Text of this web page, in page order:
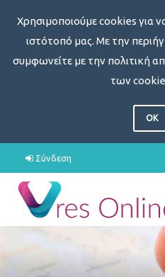
Χρησιμοποιούμε cookies για
ιστότοπό μας. Με την
συμφωνείτε με την πολιτική
των
OK
Σύνδεση